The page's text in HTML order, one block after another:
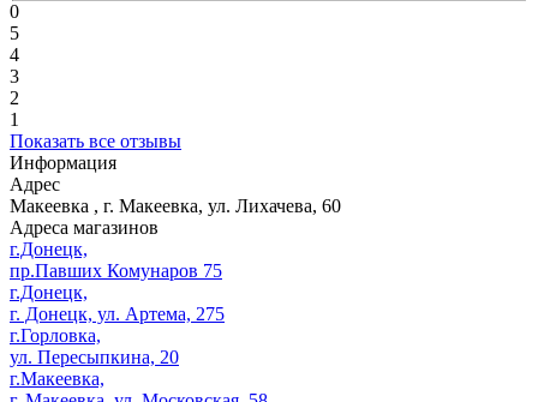
0
5
4
3
2
1
Показать все отзывы
Информация
Адрес
Макеевка , г. Макеевка, ул. Лихачева, 60
Адреса магазинов
г.Донецк,
пр.Павших Комунаров 75
г.Донецк,
г. Донецк, ул. Артема, 275
г.Горловка,
ул. Пересыпкина, 20
г.Макеевка,